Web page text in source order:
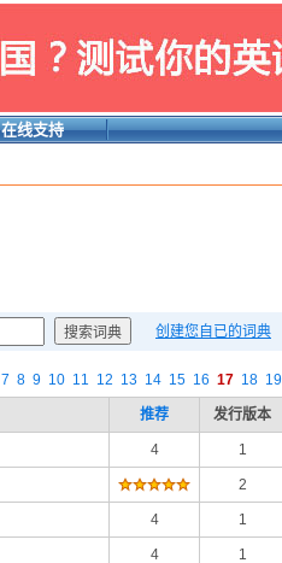
在线支持
创建您自已的词典
7 8 9 10 11 12 13 14 15 16 17 18 19
推荐 发行版本
4 1
2
4 1
4 1